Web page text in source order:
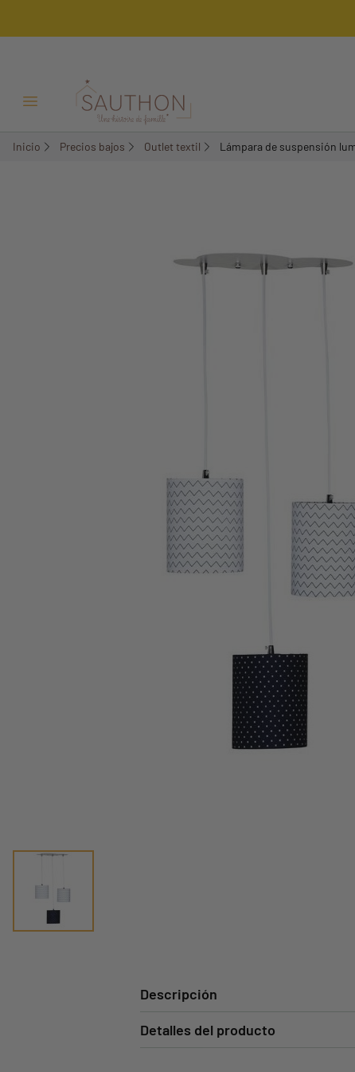
Menú Abrir/Cerrar
Inicio Precios bajos Outlet textil Lámpara de suspensión
Descripción
Detalles del producto